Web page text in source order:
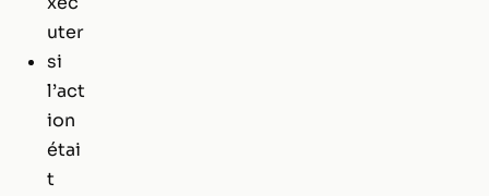
uter
si
l’act
ion
étai
t